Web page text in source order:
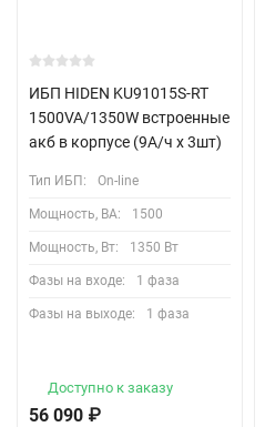
ИБП HIDEN KU91015S-RT
1500VA/1350W встроенные
акб в корпусе (9А/ч х 3шт)
Тип ИБП: On-line
Мощность, ВА: 1500
Мощность, Вт: 1350 Вт
Фазы на входе: 1 фаза
Фазы на выходе: 1 фаза
Доступно к заказу
56 090 ₽